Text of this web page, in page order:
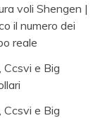
voli Shengen |
il numero dei
reale
Ccsvi e Big
Ccsvi e Big